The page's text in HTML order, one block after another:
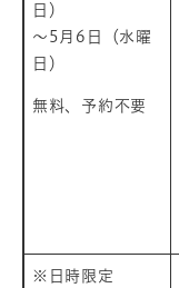
日）
～5月6日（水曜
日）
無料、予約不要
※日時限定